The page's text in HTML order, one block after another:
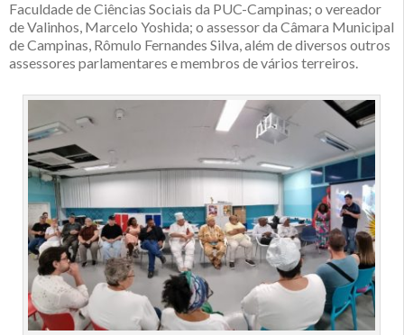
Faculdade de Ciências Sociais da PUC-Campinas; o vereador
de Valinhos, Marcelo Yoshida; o assessor da Câmara Municipal
de Campinas, Rômulo Fernandes Silva, além de diversos outros
assessores parlamentares e membros de vários terreiros.